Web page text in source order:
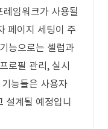
임워크가 사용될
페이지 세팅이 주
능으로는 셀럽과
로필 관리, 실시
능들은 사용자
설계될 예정입니